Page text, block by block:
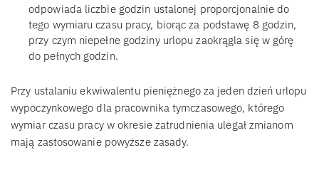
odpowiada liczbie godzin ustalonej proporcjonalnie do
tego wymiaru czasu pracy, biorąc za podstawę 8 godzin,
przy czym niepełne godziny urlopu zaokrągla się w górę
do pełnych godzin.
Przy ustalaniu ekwiwalentu pieniężnego za jeden dzień urlopu
wypoczynkowego dla pracownika tymczasowego, którego
wymiar czasu pracy w okresie zatrudnienia ulegał zmianom
mają zastosowanie powyższe zasady.